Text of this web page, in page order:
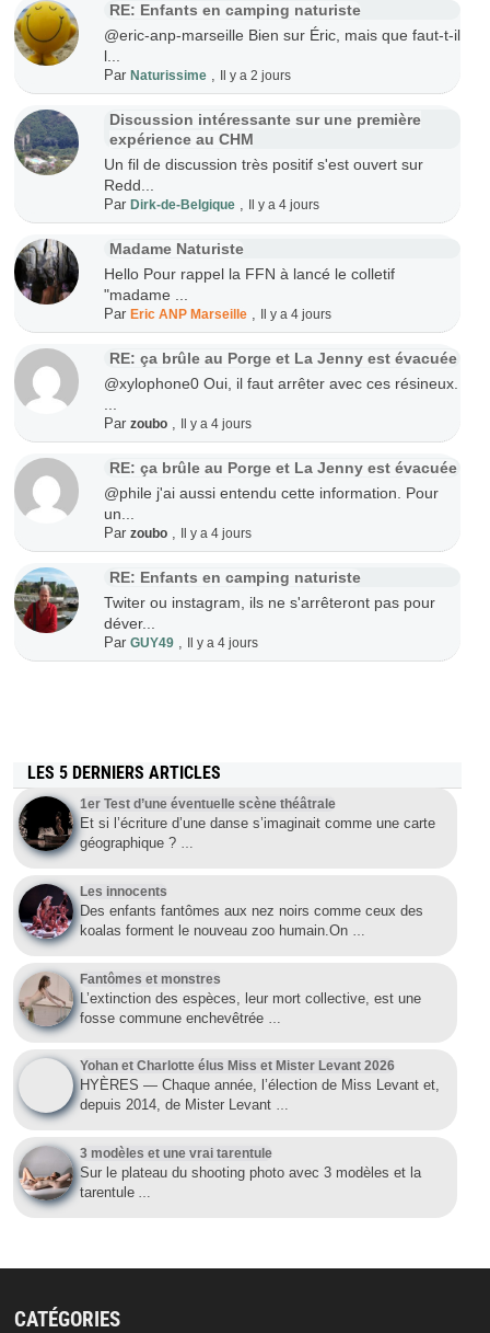
RE: Enfants en camping naturiste
@eric-anp-marseille Bien sur Éric, mais que faut-t-il
l...
Par Naturissime, Il y a 2 jours
Discussion intéressante sur une première
expérience au CHM
Un fil de discussion très positif s'est ouvert sur
Redd...
Par Dirk-de-Belgique, Il y a 4 jours
Madame Naturiste
Hello Pour rappel la FFN à lancé le colletif
"madame ...
Par Eric ANP Marseille, Il y a 4 jours
RE: ça brûle au Porge et La Jenny est évacuée
@xylophone0 Oui, il faut arrêter avec ces résineux.
Par zoubo, Il y a 4 jours
RE: ça brûle au Porge et La Jenny est évacuée
@phile j'ai aussi entendu cette information. Pour
un...
Par zoubo, Il y a 4 jours
RE: Enfants en camping naturiste
Twiter ou instagram, ils ne s'arrêteront pas pour
déver...
Par GUY49, Il y a 4 jours
LES 5 DERNIERS ARTICLES
1er Test d’une éventuelle scène théâtrale
Et si l’écriture d’une danse s’imaginait comme une carte
géographique ? …
Les innocents
Des enfants fantômes aux nez noirs comme ceux des
koalas forment le nouveau zoo humain.On …
Fantômes et monstres
L’extinction des espèces, leur mort collective, est une
fosse commune enchevêtrée
Yohan et Charlotte élus Miss et Mister Levant 2026
HYÈRES — Chaque année, l’élection de Miss Levant et,
depuis 2014, de Mister Levant …
3 modèles et une vrai tarentule
Sur le plateau du shooting photo avec 3 modèles et la
tarentule …
CATÉGORIES